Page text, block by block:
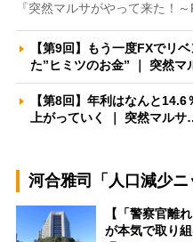
『突然マルサがやって来た！
【第9回】もう一度FXでリ
た”ヒミツのお金” ｜ 突然
【第8回】年利はなんと
上がっていく ｜ 突然マル
河合雅司「人口減少ニ
【「警察官離
が本気で取り